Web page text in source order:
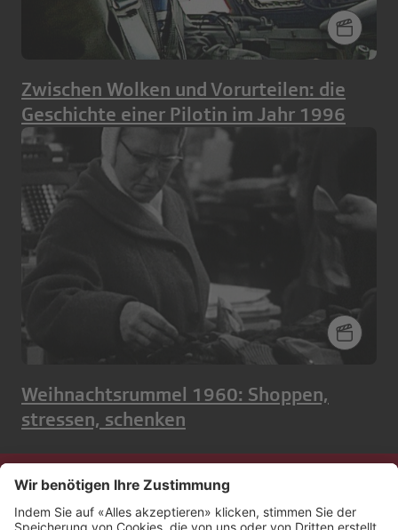
Zwischen Wolken und Vorurteilen: die
Geschichte einer Pilotin im Jahr 1996
Weihnachtsrummel 1960: Shoppen,
stressen, schenken
Kontakt